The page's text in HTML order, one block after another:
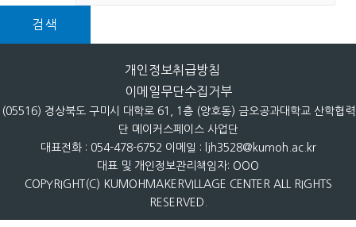
검색
개인정보취급방침
이메일무단수집거부
(05516) 경상북도 구미시 대학로 61, 1층 (양호동) 금오공과대학교 산학협력
단 메이커스페이스 사업단
대표전화 : 054-478-6752 이메일 : ljh3528@kumoh.ac.kr
대표 및 개인정보관리책임자: OOO
COPYRIGHT(C) KUMOHMAKERVILLAGE CENTER ALL RIGHTS
RESERVED.